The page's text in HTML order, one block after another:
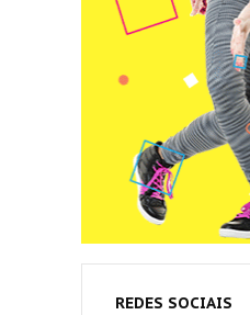
REDES SOCIAIS